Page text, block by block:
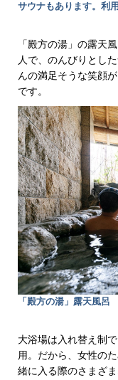
サウナもあります。利
「殿方の湯」の露天
人で、のんびりとし
んの満足そうな笑顔
です。
「殿方の湯」露天風呂
大浴場は入れ替え制
用。だから、女性の
緒に入る際のさまざ